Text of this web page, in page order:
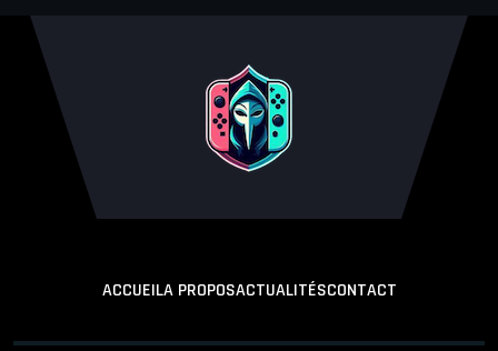
ACCUEILA PROPOSACTUALITÉSCONTACT